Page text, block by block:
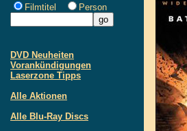
Filmtitel
Person
DVD Neuheiten
Vorankündigungen
Laserzone Tipps
Alle Aktionen
Alle Blu-Ray Discs